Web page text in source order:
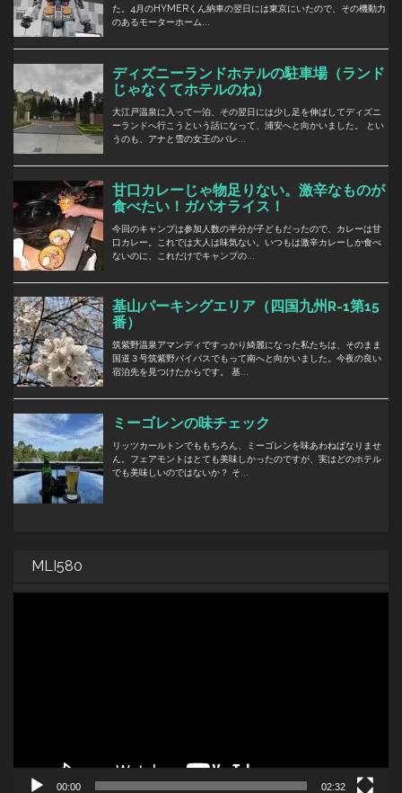
MLI580
00:00 02:32